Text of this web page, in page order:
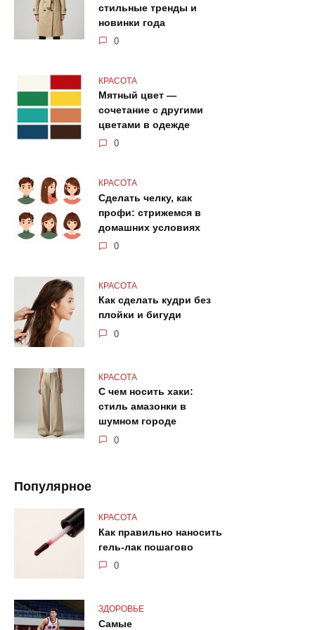
стильные тренды и
новинки года
0
КРАСОТА
Мятный цвет —
сочетание с другими
цветами в одежде
0
КРАСОТА
Сделать челку, как
профи: стрижемся в
домашних условиях
0
КРАСОТА
Как сделать кудри без
плойки и бигуди
0
КРАСОТА
С чем носить хаки:
стиль амазонки в
шумном городе
0
Популярное
КРАСОТА
Как правильно наносить
гель-лак пошагово
0
ЗДОРОВЬЕ
Самые